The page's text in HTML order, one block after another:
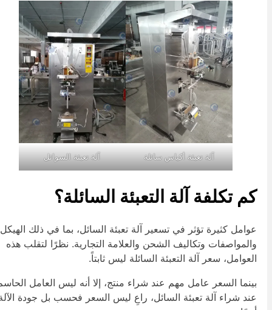
آلة تعبئة أكياس سائلة آلة تعبئة السوائل
كم تكلفة آلة التعبئة السائلة؟
عوامل كثيرة تؤثر في تسعير آلة تعبئة السائل، بما في ذلك الهيكل
والمواصفات وتكاليف الشحن والعلامة التجارية. نظرًا لتقلب هذه
العوامل، سعر آلة التعبئة السائلة ليس ثابتاً.
بينما السعر عامل مهم عند شراء منتج، إلا أنه ليس العامل الحاسم.
عند شراء آلة تعبئة السائل، راعِ ليس السعر فحسب بل جودة الآلة